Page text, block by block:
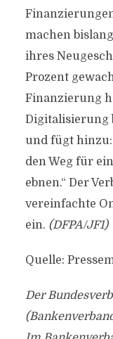
machen
ihres
Prozent
Finanzierung
Digitalisierung
und fügt hinzu:
den Weg für
ebnen.“ Der
vereinfachte
ein. (DFPA/JF1)
Quelle:
Der